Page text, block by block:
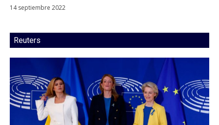
14 septiembre 2022
Reuters